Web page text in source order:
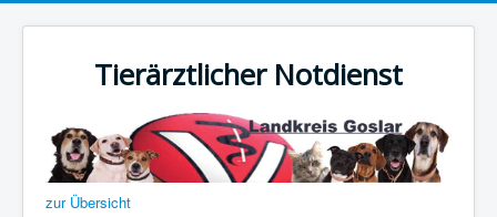
Tierärztlicher Notdienst
zur Übersicht